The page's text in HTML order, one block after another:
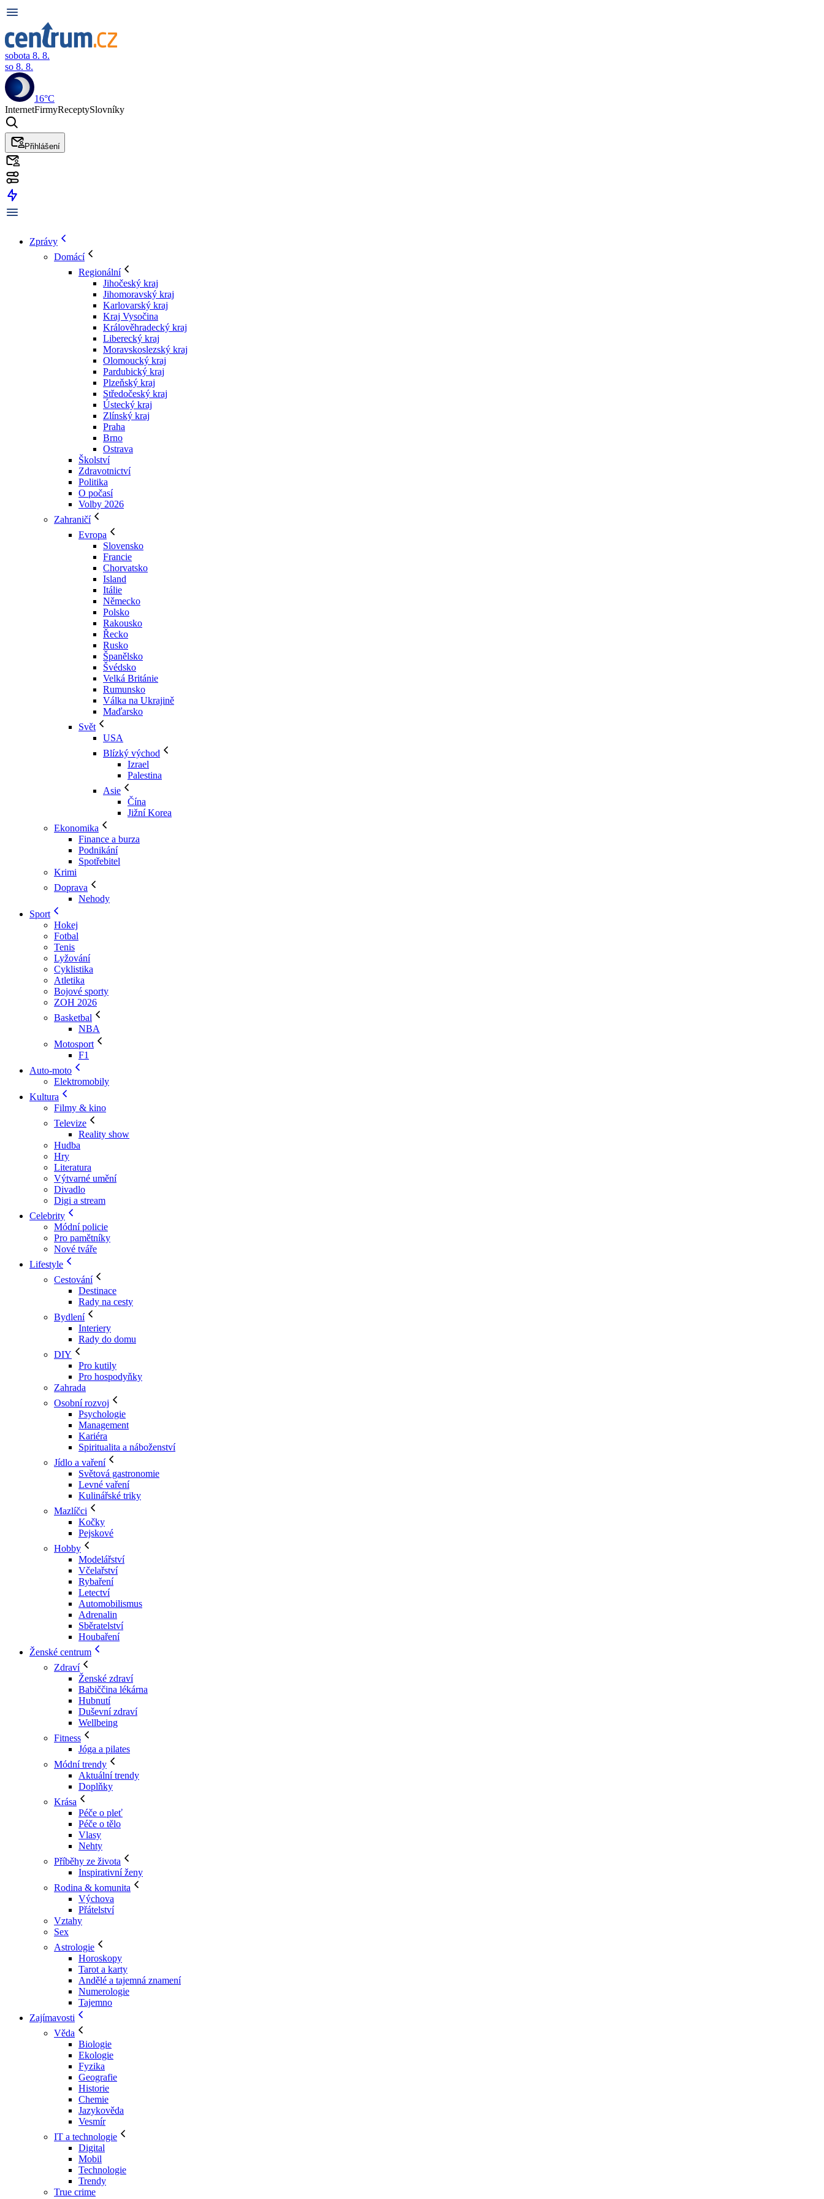
sobota 8. 8.
so 8. 8.
16°C
InternetFirmyReceptySlovníky
Přihlášení
Zprávy
Domácí
Regionální
Jihočeský kraj
Jihomoravský kraj
Karlovarský kraj
Kraj Vysočina
Králověhradecký kraj
Liberecký kraj
Moravskoslezský kraj
Olomoucký kraj
Pardubický kraj
Plzeňský kraj
Středočeský kraj
Ústecký kraj
Zlínský kraj
Praha
Brno
Ostrava
Školství
Zdravotnictví
Politika
O počasí
Volby 2026
Zahraničí
Evropa
Slovensko
Francie
Chorvatsko
Island
Itálie
Německo
Polsko
Rakousko
Řecko
Rusko
Španělsko
Švédsko
Velká Británie
Rumunsko
Válka na Ukrajině
Maďarsko
Svět
USA
Blízký východ
Izrael
Palestina
Asie
Čína
Jižní Korea
Ekonomika
Finance a burza
Podnikání
Spotřebitel
Krimi
Doprava
Nehody
Sport
Hokej
Fotbal
Tenis
Lyžování
Cyklistika
Atletika
Bojové sporty
ZOH 2026
Basketbal
NBA
Motosport
F1
Auto-moto
Elektromobily
Kultura
Filmy & kino
Televize
Reality show
Hudba
Hry
Literatura
Výtvarné umění
Divadlo
Digi a stream
Celebrity
Módní policie
Pro pamětníky
Nové tváře
Lifestyle
Cestování
Destinace
Rady na cesty
Bydlení
Interiery
Rady do domu
DIY
Pro kutily
Pro hospodyňky
Zahrada
Osobní rozvoj
Psychologie
Management
Kariéra
Spiritualita a náboženství
Jídlo a vaření
Světová gastronomie
Levné vaření
Kulinářské triky
Mazlíčci
Kočky
Pejskové
Hobby
Modelářství
Včelařství
Rybaření
Letectví
Automobilismus
Adrenalin
Sběratelství
Houbaření
Ženské centrum
Zdraví
Ženské zdraví
Babiččina lékárna
Hubnutí
Duševní zdraví
Wellbeing
Fitness
Jóga a pilates
Módní trendy
Aktuální trendy
Doplňky
Krása
Péče o pleť
Péče o tělo
Vlasy
Nehty
Příběhy ze života
Inspirativní ženy
Rodina & komunita
Výchova
Přátelství
Vztahy
Sex
Astrologie
Horoskopy
Tarot a karty
Andělé a tajemná znamení
Numerologie
Tajemno
Zajímavosti
Věda
Biologie
Ekologie
Fyzika
Geografie
Historie
Chemie
Jazykověda
Vesmír
IT a technologie
Digital
Mobil
Technologie
Trendy
True crime